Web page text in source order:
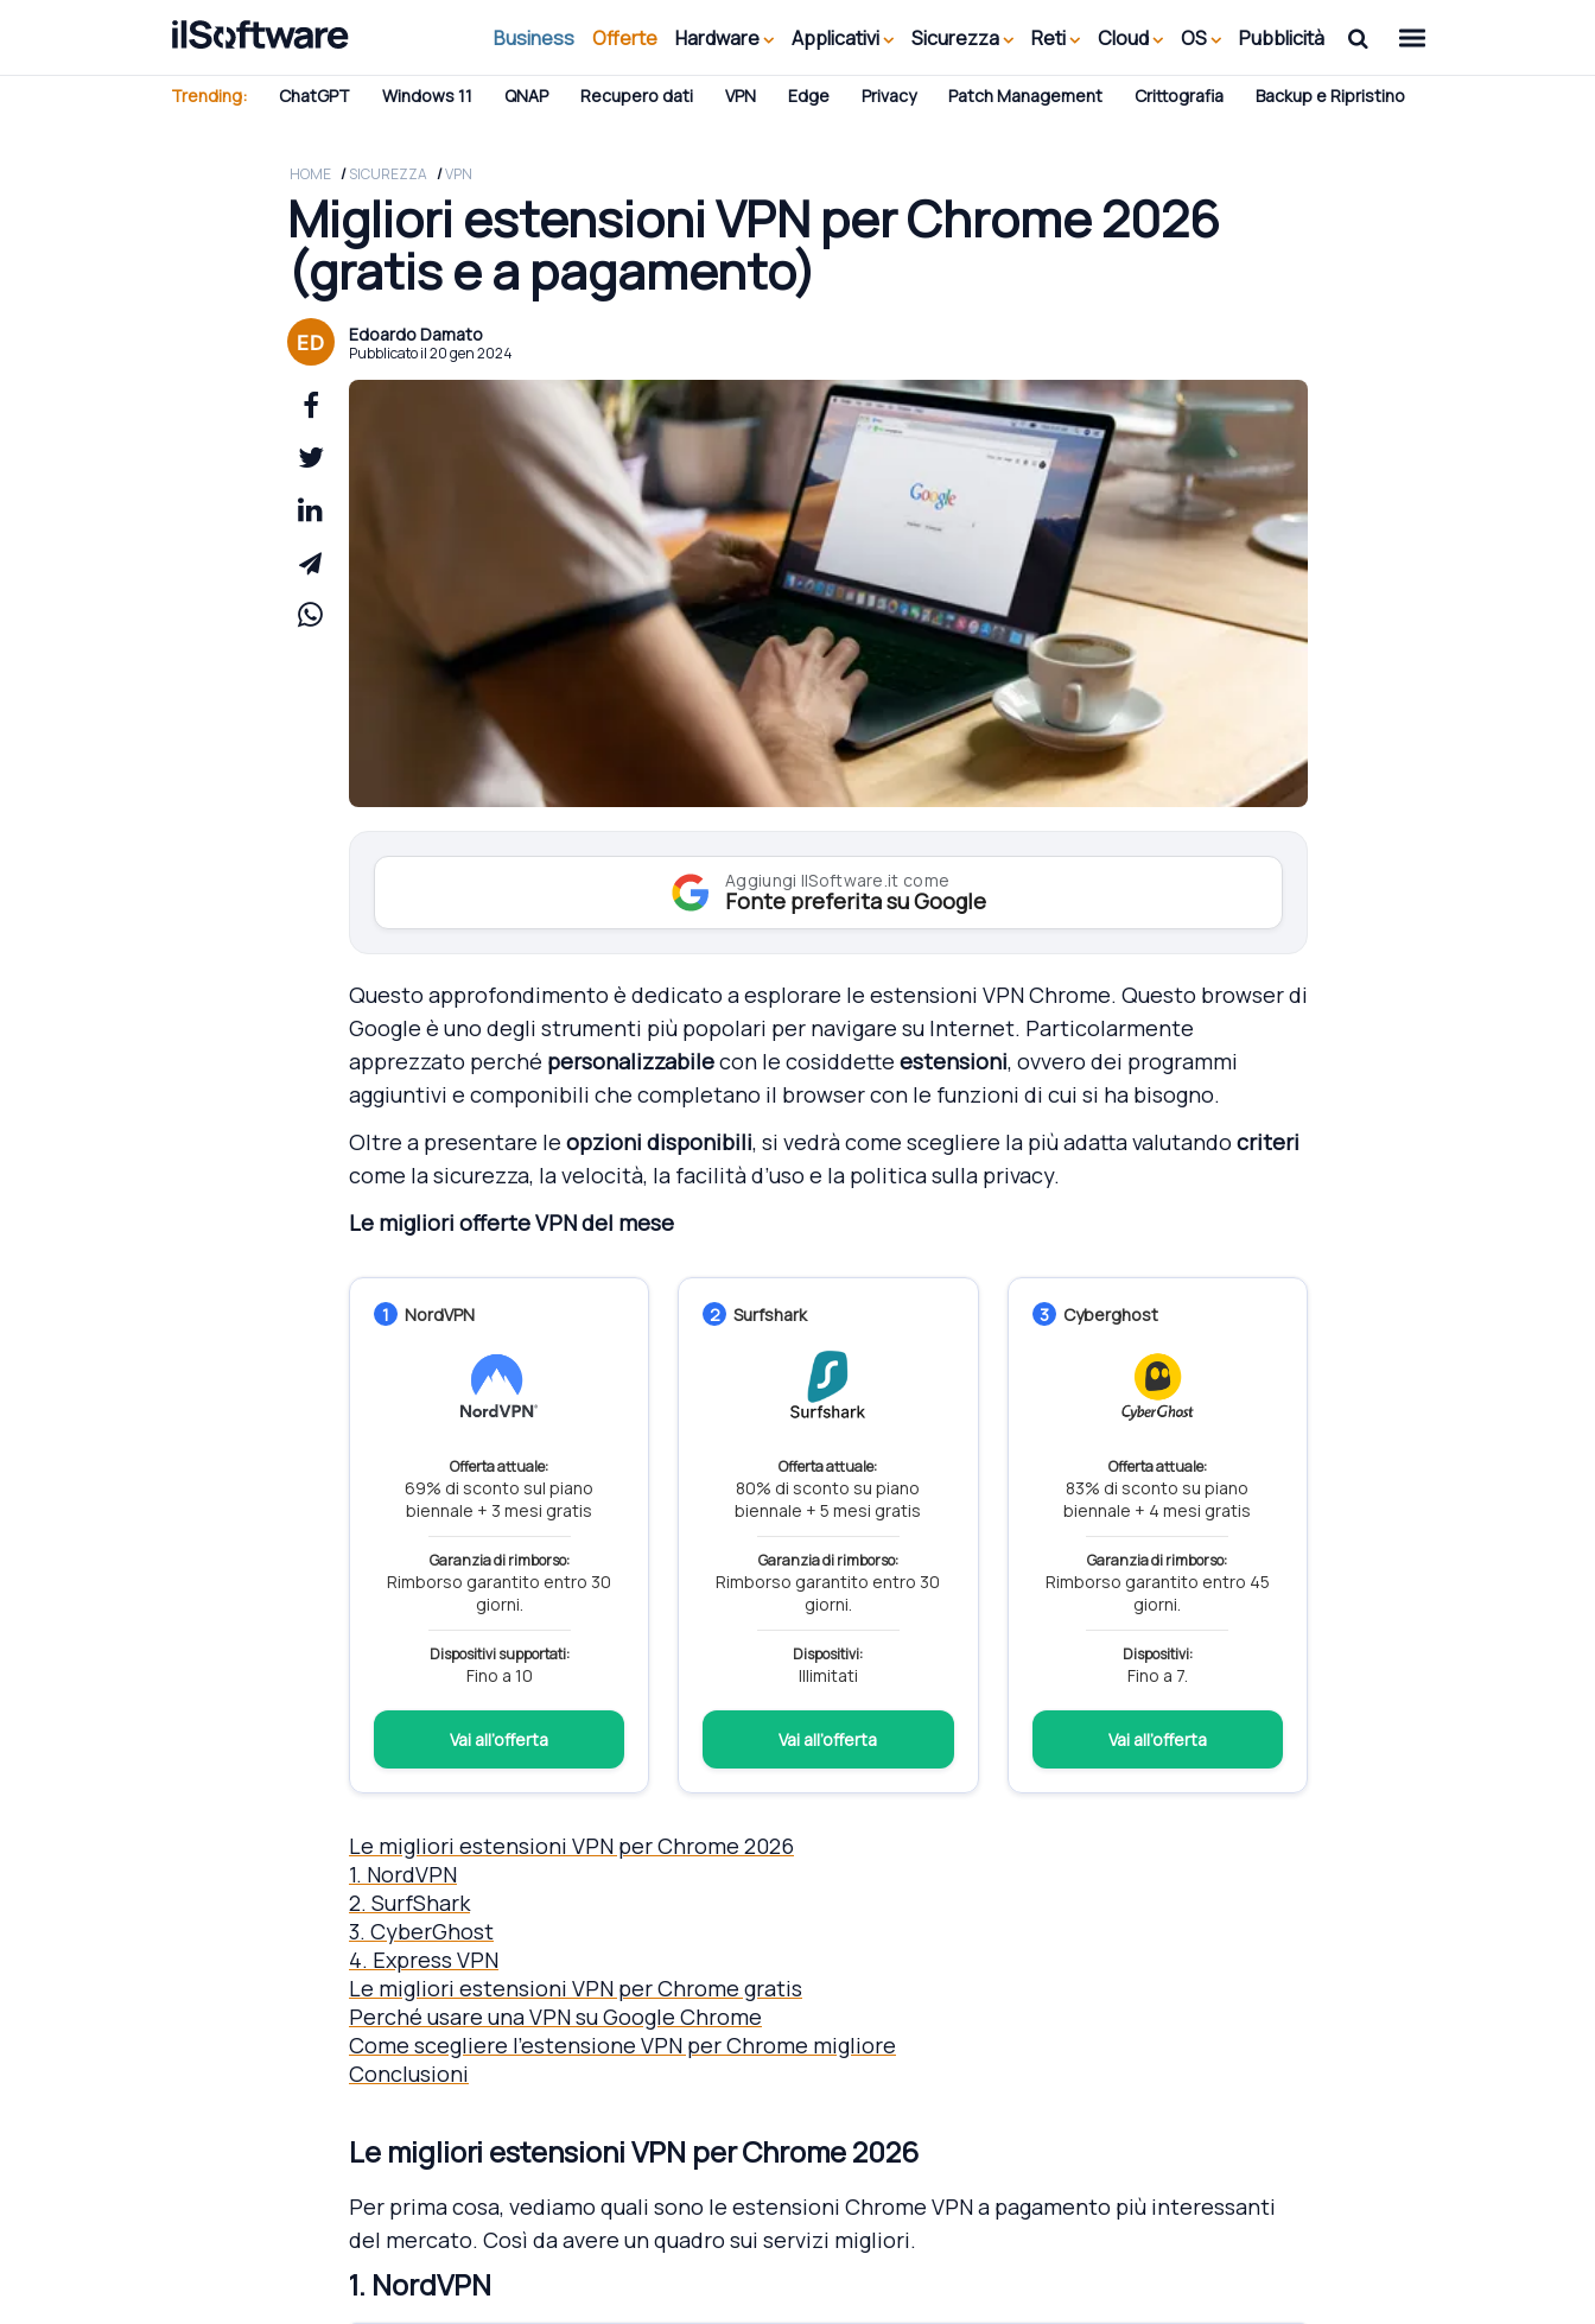
Business Offerte Hardware Applicativi Sicurezza Reti Cloud OS Pubblicità
Trending: ChatGPT Windows 11 QNAP Recupero dati VPN Edge Privacy Patch Management Crittografia Backup e Ripristino
HOME SICUREZZA VPN
Migliori estensioni VPN per Chrome 2026
(gratis e a pagamento)
Edoardo Damato
Pubblicato il 20 gen 2024
Aggiungi IlSoftware.it come
Fonte preferita su Google
Questo approfondimento è dedicato a esplorare le estensioni VPN Chrome. Questo browser di
Google è uno degli strumenti più popolari per navigare su Internet. Particolarmente
apprezzato perché personalizzabilecon le cosiddette estensioni, ovvero dei programmi
aggiuntivi e componibili che completano il browser con le funzioni di cui si ha bisogno.
Oltre a presentare le opzioni disponibili, si vedrà come scegliere la più adatta valutando criteri
come la sicurezza, la velocità, la facilità d’uso e la politica sulla privacy.
Le migliori offerte VPN del mese
1 NordVPN
Offerta attuale:
69% di sconto sul piano
biennale + 3 mesi gratis
Garanzia di rimborso:
Rimborso garantito entro 30
giorni.
Dispositivi supportati:
Fino a 10
Vai all’offerta
2 Surfshark
Offerta attuale:
80% di sconto su piano
biennale + 5 mesi gratis
Garanzia di rimborso:
Rimborso garantito entro 30
giorni.
Dispositivi:
Illimitati
Vai all’offerta
3 Cyberghost
Offerta attuale:
83% di sconto su piano
biennale + 4 mesi gratis
Garanzia di rimborso:
Rimborso garantito entro 45
giorni.
Dispositivi:
Fino a 7.
Vai all’offerta
Le migliori estensioni VPN per Chrome 2026
1. NordVPN
2. SurfShark
3. CyberGhost
4. Express VPN
Le migliori estensioni VPN per Chrome gratis
Perché usare una VPN su Google Chrome
Come scegliere l’estensione VPN per Chrome migliore
Conclusioni
Le migliori estensioni VPN per Chrome 2026
Per prima cosa, vediamo quali sono le estensioni Chrome VPN a pagamento più interessanti
del mercato. Così da avere un quadro sui servizi migliori.
1. NordVPN